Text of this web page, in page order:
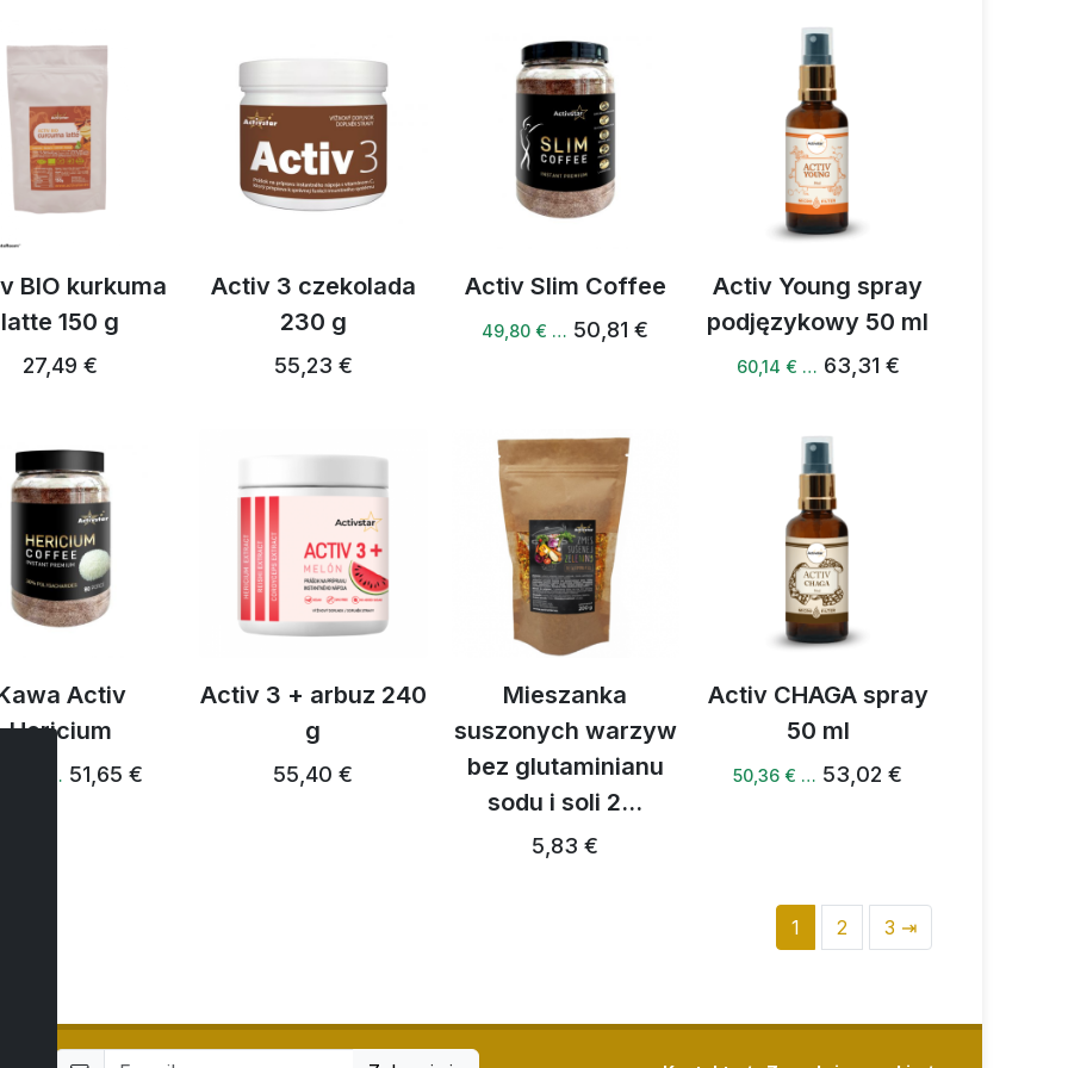
BIO kurkuma
latte 150 g
27,49 €
Activ 3 czekolada
230 g
55,23 €
Activ Slim Coffee
49,80 € … 50,81 €
Activ Young spray
podjęzykowy 50 ml
60,14 € … 63,31 €
Activ
Hericium
€ … 51,65 €
Activ 3 + arbuz 240
g
55,40 €
Mieszanka
suszonych warzyw
bez glutaminianu
sodu i soli 2...
5,83 €
Activ CHAGA spray
50 ml
50,36 € … 53,02 €
1 2 3 ⇥